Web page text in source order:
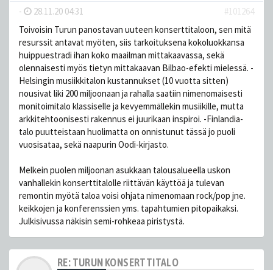
- 28.11.20 04:31
#101264
Toivoisin Turun panostavan uuteen konserttitaloon, sen mitä
resurssit antavat myöten, siis tarkoituksena kokoluokkansa
huippuestradi ihan koko maailman mittakaavassa, sekä
olennaisesti myös tietyn mittakaavan Bilbao-efekti mielessä. -
Helsingin musiikkitalon kustannukset (10 vuotta sitten)
nousivat liki 200 miljoonaan ja rahalla saatiin nimenomaisesti
monitoimitalo klassiselle ja kevyemmällekin musiikille, mutta
arkkitehtoonisesti rakennus ei juurikaan inspiroi. -Finlandia-
talo puutteistaan huolimatta on onnistunut tässä jo puoli
vuosisataa, sekä naapurin Oodi-kirjasto.
Melkein puolen miljoonan asukkaan talousalueella uskon
vanhallekin konserttitalolle riittävän käyttöä ja tulevan
remontin myötä taloa voisi ohjata nimenomaan rock/pop jne.
keikkojen ja konferenssien yms. tapahtumien pitopaikaksi.
Julkisivussa näkisin semi-rohkeaa piristystä.
RE: TURUN KONSERTTITALO